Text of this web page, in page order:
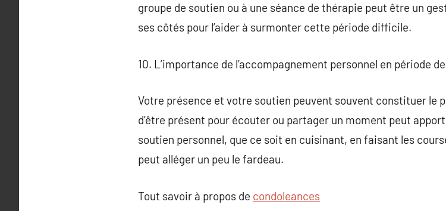
groupe de soutien ou à une séance de thérapie peut être un
ses côtés pour l’aider à surmonter cette période difficile.
10. L’importance de l’accompagnement personnel en période
Votre présence et votre soutien peuvent souvent constituer le
d’être présent pour écouter ou partager un moment peut
soutien personnel, que ce soit en cuisinant, en faisant les
peut alléger un peu le fardeau.
Tout savoir à propos de condoleances